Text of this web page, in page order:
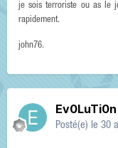
je sois terroriste ou as le
rapidement.
john76.
Ev0LuTi0n
Posté(e) le 30